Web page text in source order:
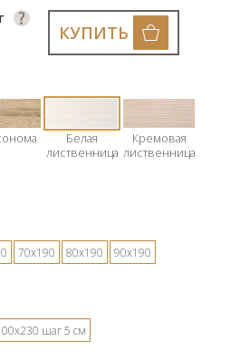
КУПИТЬ
Белая
лиственница
Кремовая
лиственница
70х190 80х190
90х190
шаг 5 см